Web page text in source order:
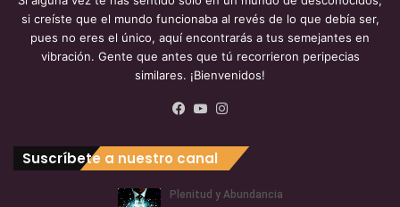
https://chat.whatsapp.com/Hw7HSByDrHmJto8xG9CU5t
https://chat.whatsapp.com/IcOU1QfohL8Dq8bqZTxFZI
https://chat.whatsapp.com/Ld6HHOL9cPnFnG5ZnoNrTB
si creíste que el mundo funcionaba al revés de lo que debía ser,
pues no eres el único, aquí encontrarás a tus semejantes en
vibración. Gente que antes que tú recorrieron peripecias
similares. ¡Bienvenidos!
Facebook
YouTube
Suscríbete a nuestro canal